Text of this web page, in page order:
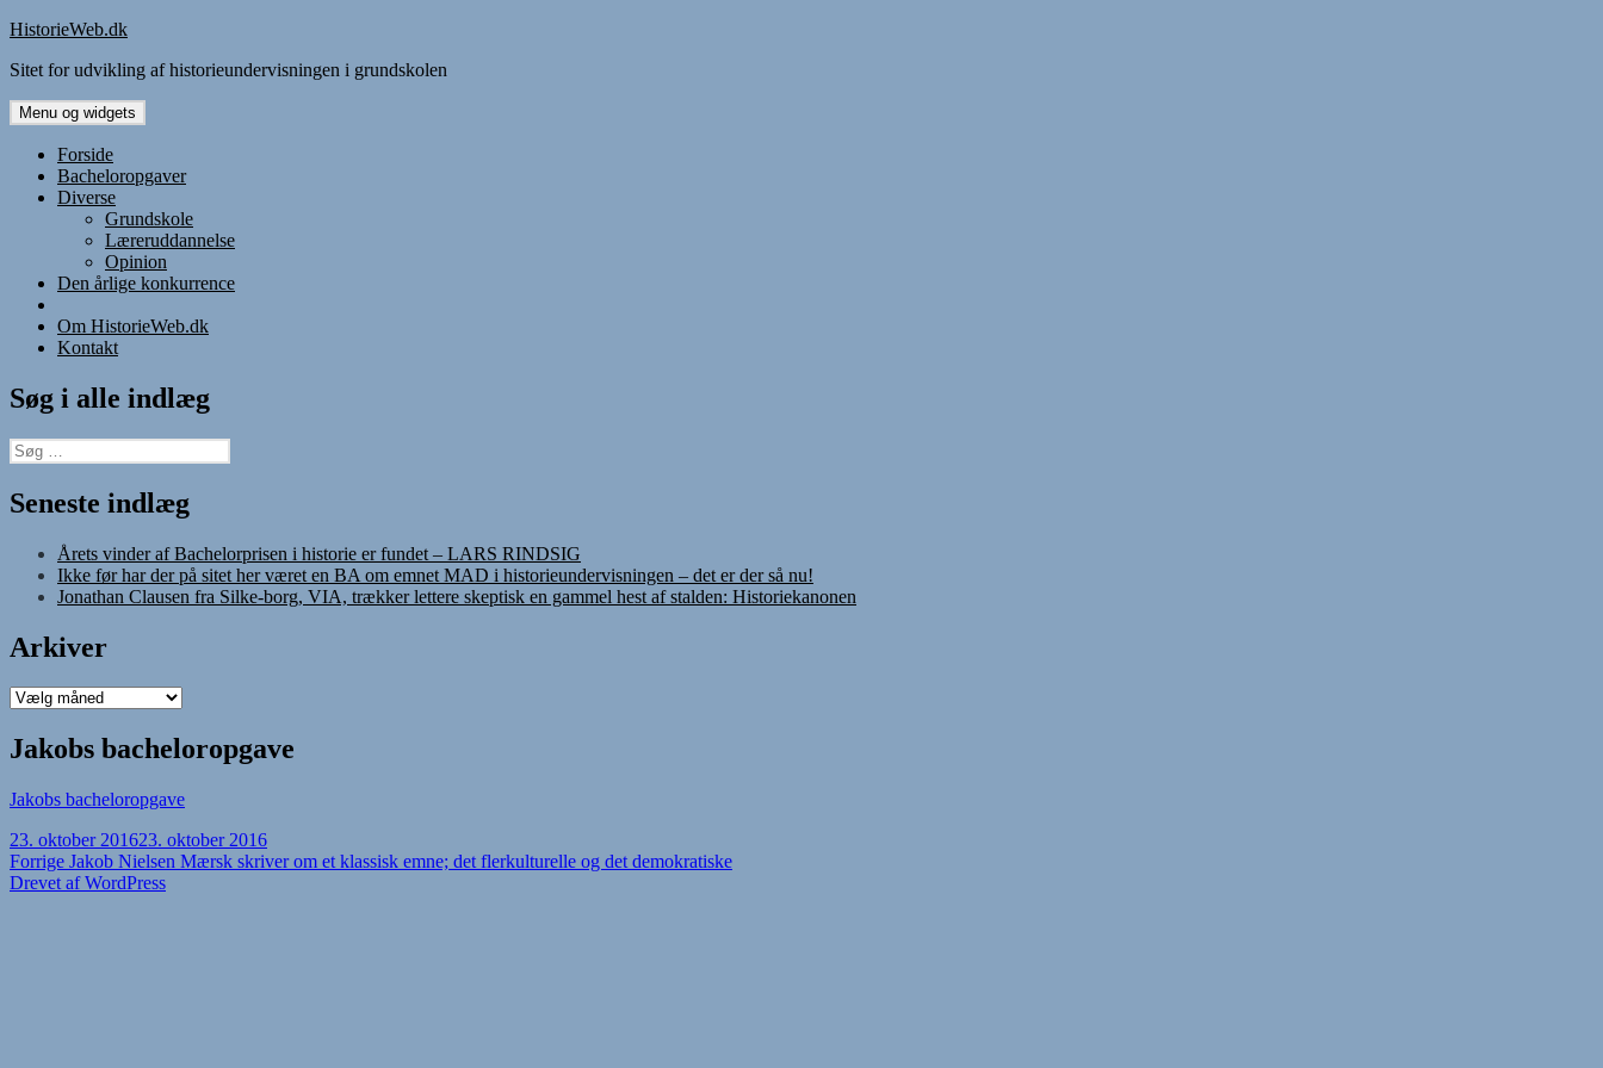
Hop
indhold
HistorieWeb.dk
Sitet for udvikling af historieundervisningen i grundskolen
Menu og widgets
Forside
Bacheloropgaver
Diverse
Grundskole
Læreruddannelse
Opinion
Den årlige konkurrence
Om HistorieWeb.dk
Kontakt
Søg i alle indlæg
Søg
efter:
Seneste indlæg
Årets vinder af Bachelorprisen i historie er fundet – LARS RINDSIG
Ikke før har der på sitet her været en BA om emnet MAD i historieundervisningen – det er der så nu!
Jonathan Clausen fra Silke-borg, VIA, trækker lettere skeptisk en gammel hest af stalden: Historiekanonen
Arkiver
Arkiver
Jakobs bacheloropgave
Jakobs bacheloropgave
Udgivet
i
23. oktober 201623. oktober 2016
Indlægsnavigation
Forrige Forrige
indlæg:
Jakob Nielsen Mærsk skriver om et klassisk emne; det flerkulturelle og det demokratiske
Drevet af WordPress